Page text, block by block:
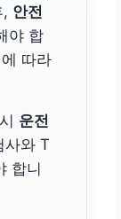
, 안전
야 합
따라
운전
사와 T
합니